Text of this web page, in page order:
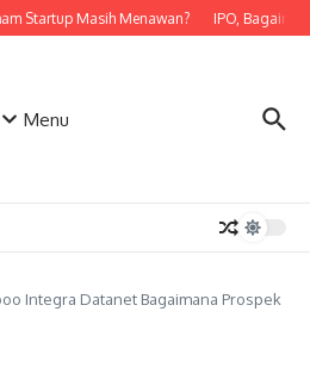
Startup Masih Menawan? IPO,
Menu
Integra Datanet Bagaimana Prospek